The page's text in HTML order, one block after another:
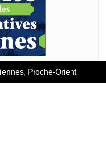
Proche-Orient